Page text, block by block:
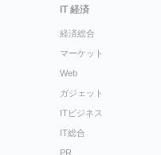
IT 経済
経済総合
マーケット
Web
ガジェット
ITビジネス
IT総合
PR